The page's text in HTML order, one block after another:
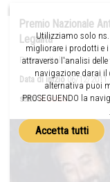
Premio Nazionale
Legalità
Pistoia ,Italia
Data di inizio06/12/2011
stato in corso
Utilizziamo solo ns.
migliorare i prodotti e
attraverso l'analisi
navigazione darai il
alternativa puoi
PROSEGUENDO la